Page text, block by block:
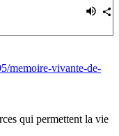
memoire-vivante-de-
qui permettent la vie